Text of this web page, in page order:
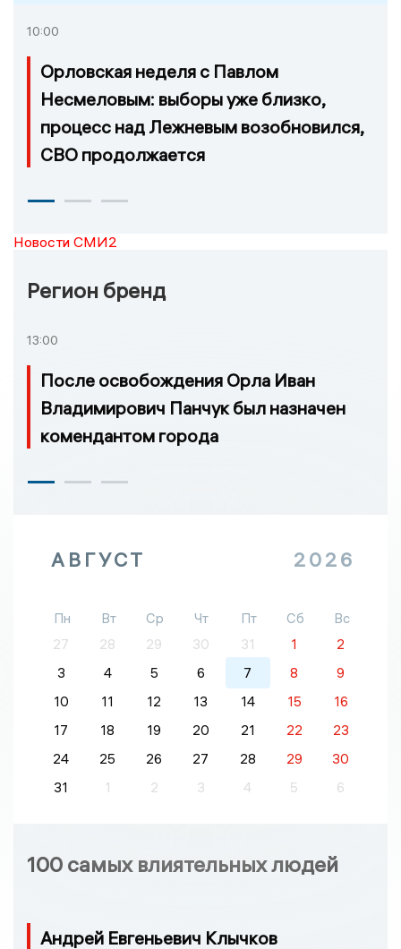
10:00
Орловская неделя с Павлом
Несмеловым: выборы уже близко,
процесс над Лежневым возобновился,
СВО продолжается
Новости СМИ2
Регион бренд
13:00
После освобождения Орла Иван
Владимирович Панчук был назначен
комендантом города
АВГУСТ 2026
Пн Вт Ср Чт Пт Сб
Вс
27
28 29 30 31 1
2
3
4 5 6 7 8
9
10
11 12 13 14 15
16
17
18 19 20 21 22
23
24
25 26 27 28 29
30
31
1 2 3 4 5 6
100 самых влиятельных людей
Андрей Евгеньевич Клычков